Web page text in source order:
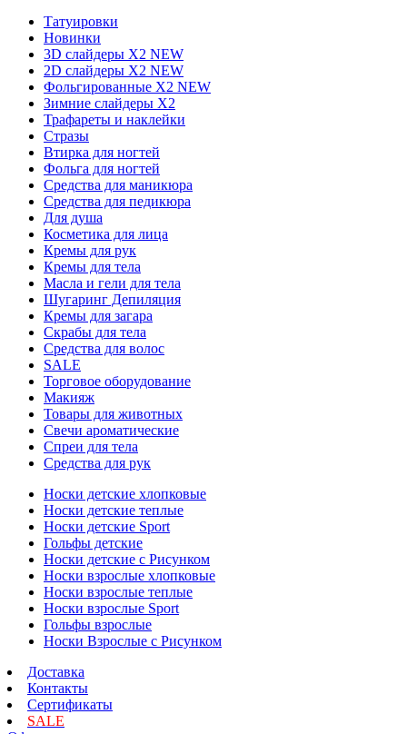
Татуировки
Новинки
3D слайдеры X2 NEW
2D слайдеры X2 NEW
Фольгированные X2 NEW
Зимние слайдеры Х2
Трафареты и наклейки
Стразы
Втирка для ногтей
Фольга для ногтей
Средства для маникюра
Средства для педикюра
Для душа
Косметика для лица
Кремы для рук
Кремы для тела
Масла и гели для тела
Шугаринг Депиляция
Кремы для загара
Скрабы для тела
Средства для волос
SALE
Торговое оборудование
Макияж
Товары для животных
Свечи ароматические
Спреи для тела
Средства для рук
Носки детские хлопковые
Носки детские теплые
Носки детские Sport
Гольфы детские
Носки детские с Рисунком
Носки взрослые хлопковые
Носки взрослые теплые
Носки взрослые Sport
Гольфы взрослые
Носки Взрослые с Рисунком
Доставка
Контакты
Сертификаты
SALE